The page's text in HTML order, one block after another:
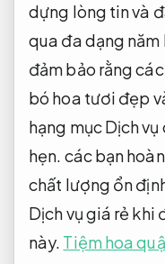
dựng lòng tin và
qua đa dạng
đảm bảo rằng
bó hoa tươi đẹp
hạng mục Dịch
hẹn. các bạn
chất lượng ổn
Dịch vụ giá rẻ khi
này. Tiệm hoa